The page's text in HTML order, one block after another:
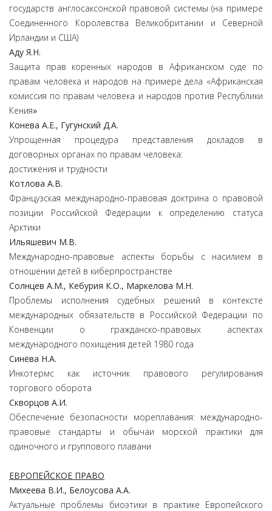
государств англосаксонской правовой системы (на примере
Соединенного Королевства Великобритании и Северной
Ирландии и США)
Аду Я.Н.
Защита прав коренных народов в Африканском суде по
правам человека и народов на примере дела «Африканская
комиссия по правам человека и народов против Республики
Кения»
Конева А.Е., Гугунский Д.А.
Упрощенная процедура представления докладов в
договорных органах по правам человека:
достижения и трудности
Котлова А.В.
Французская международно-правовая доктрина о правовой
позиции Российской Федерации к определению статуса
Арктики
Ильяшевич М.В.
Международно-правовые аспекты борьбы с насилием в
отношении детей в киберпространстве
Солнцев А.М., Кебурия К.О., Маркелова М.Н.
Проблемы исполнения судебных решений в контексте
международных обязательств в Российской Федерации по
Конвенции о гражданско-правовых аспектах
международного похищения детей 1980 года
Синёва Н.А.
Инкотермс как источник правового регулирования
торгового оборота
Скворцов А.И.
Обеспечение безопасности мореплавания: международно-
правовые стандарты и обычаи морской практики для
одиночного и группового плавани
ЕВРОПЕЙСКОЕ ПРАВО
Михеева В.И., Белоусова А.А.
Актуальные проблемы биоэтики в практике Европейского